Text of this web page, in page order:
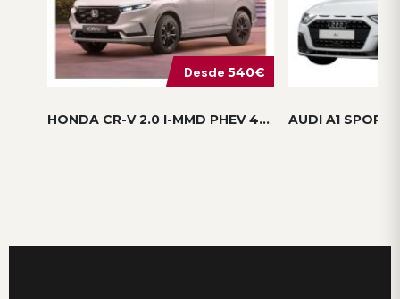
Desde 540€
HONDA CR-V 2.0 I-MMD PHEV 4X2 ELEGA...